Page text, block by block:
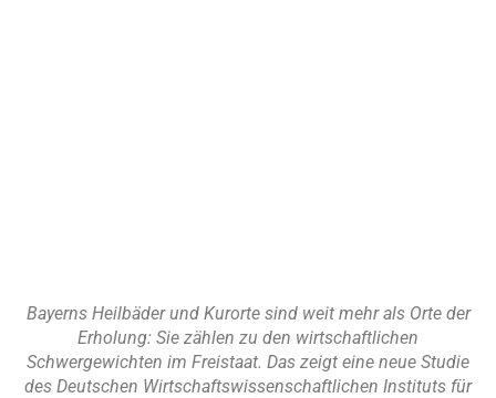
Bayerns Heilbäder und Kurorte sind weit mehr als Orte der
Erholung: Sie zählen zu den wirtschaftlichen
Schwergewichten im Freistaat. Das zeigt eine neue Studie
des Deutschen Wirtschaftswissenschaftlichen Instituts für